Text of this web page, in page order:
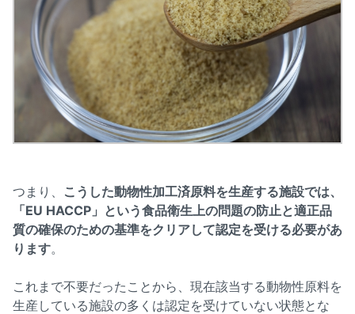
つまり、 こうした動物性加工済原料を生産する施設では、
「EU HACCP」という食品衛生上の問題の防止と適正品
質の確保のための基準をクリアして認定を受ける必要があ
ります。
これまで不要だったことから、現在該当する動物性原料を
生産している施設の多くは認定を受けていない状態とな